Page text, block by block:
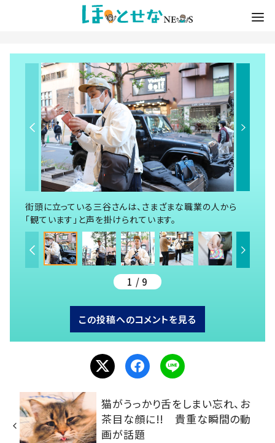
街頭に立っている三谷さんは、さまざまな職業の人から
「観ています」と声を掛けられています。
1 / 9
この投稿へのコメントを見る
猫がうっかり舌をしまい忘れ、お
茶目な顔に!! 貴重な瞬間の動
画が話題